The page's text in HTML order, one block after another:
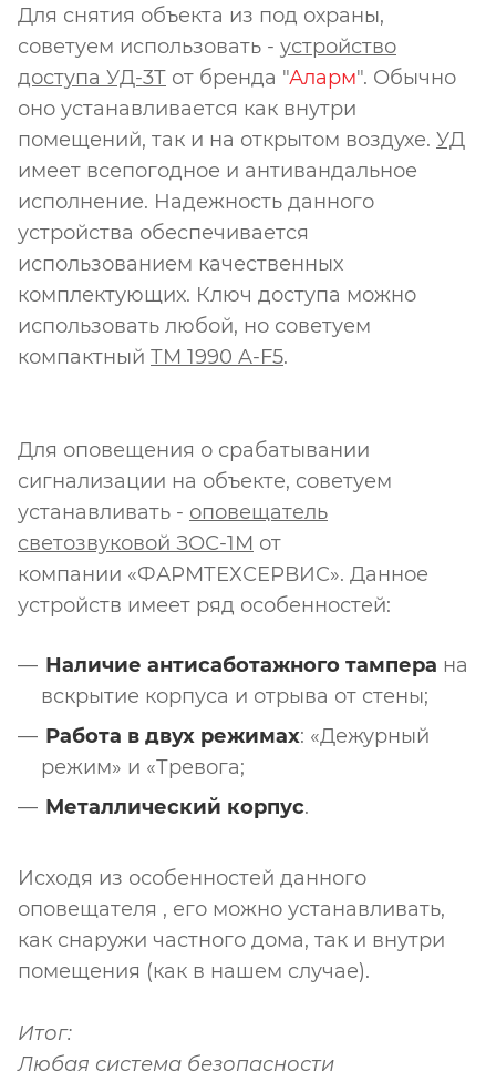
Для снятия объекта из под охраны,
советуем использовать - устройство
доступа УД-3Т от бренда "Аларм". Обычно
оно устанавливается как внутри
помещений, так и на открытом воздухе. УД
имеет всепогодное и антивандальное
исполнение. Надежность данного
устройства обеспечивается
использованием качественных
комплектующих. Ключ доступа можно
использовать любой, но советуем
компактный ТМ 1990 A-F5.
Для оповещения о срабатывании
сигнализации на объекте, советуем
устанавливать - оповещатель
светозвуковой ЗОС-1М от
компании «ФАРМТЕХСЕРВИС». Данное
устройств имеет ряд особенностей:
Наличие антисаботажного тампера на
вскрытие корпуса и отрыва от стены;
Работа в двух режимах: «Дежурный
режим» и «Тревога;
Металлический корпус.
Исходя из особенностей данного
оповещателя , его можно устанавливать,
как снаружи частного дома, так и внутри
помещения (как в нашем случае).
Итог:
Любая система безопасности